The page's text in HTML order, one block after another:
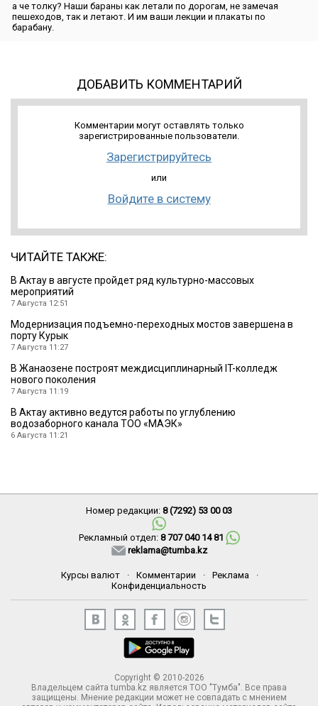
а че толку? Наши бараны как летали по дорогам, не замечая
пешеходов, так и летают. И им ваши лекции и плакаты по
барабану.
ДОБАВИТЬ КОММЕНТАРИЙ
Комментарии могут оставлять только
зарегистрированные пользователи.
Зарегистрируйтесь
или
Войдите в систему
ЧИТАЙТЕ ТАКЖЕ:
В Актау в августе пройдет ряд культурно-массовых
мероприятий
7 Августа 12:51
Модернизация подъемно-переходных мостов завершена в
порту Курык
7 Августа 11:27
В Жанаозене построят междисциплинарный IT-колледж
нового поколения
7 Августа 11:19
В Актау активно ведутся работы по углублению
водозаборного канала ТОО «МАЭК»
6 Августа 11:21
Номер редакции: 8 (7292) 53 00 03
Рекламный отдел: 8 707 040 14 81
reklama@tumba.kz
Курсы валют · Комментарии · Реклама
·
Конфиденциальность
Copyright © 2010-2026
Владельцем сайта tumba.kz является ТОО "Тумба". Все права
защищены. Мнение редакции может не совпадать с мнением